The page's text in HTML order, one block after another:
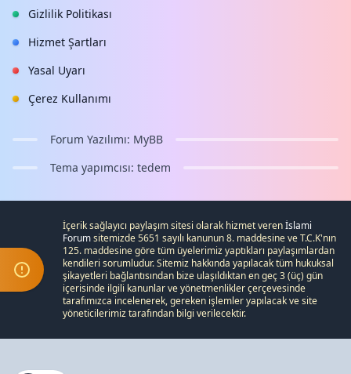
Gizlilik Politikası
Hizmet Şartları
Yasal Uyarı
Çerez Kullanımı
Forum Yazılımı: MyBB
Tema yapımcısı: tedem
İçerik sağlayıcı paylaşım sitesi olarak hizmet verenİslami
Forumsitemizde 5651 sayılı kanunun 8. maddesine veT.C.K'nın
125. maddesine göre tüm üyelerimiz yaptıkları paylaşımlardan
kendileri sorumludur. Sitemiz hakkında yapılacak tüm hukuksal
şikayetleri bağlantısından bize ulaşıldıktan en geç 3 (üç) gün
içerisinde ilgili kanunlar ve yönetmenlikler çerçevesinde
tarafımızca incelenerek, gereken işlemler yapılacak ve site
yöneticilerimiz tarafından bilgi verilecektir.